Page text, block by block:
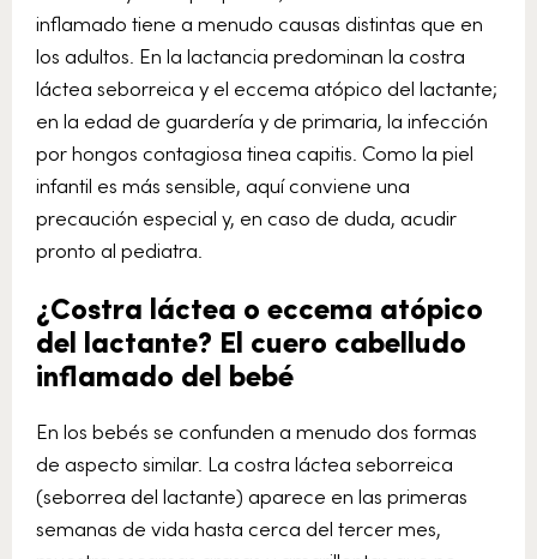
inflamado tiene a menudo causas distintas que en
los adultos. En la lactancia predominan la costra
láctea seborreica y el eccema atópico del lactante;
en la edad de guardería y de primaria, la infección
por hongos contagiosa tinea capitis. Como la piel
infantil es más sensible, aquí conviene una
precaución especial y, en caso de duda, acudir
pronto al pediatra.
¿Costra láctea o eccema atópico
del lactante? El cuero cabelludo
inflamado del bebé
En los bebés se confunden a menudo dos formas
de aspecto similar. La costra láctea seborreica
(seborrea del lactante) aparece en las primeras
semanas de vida hasta cerca del tercer mes,